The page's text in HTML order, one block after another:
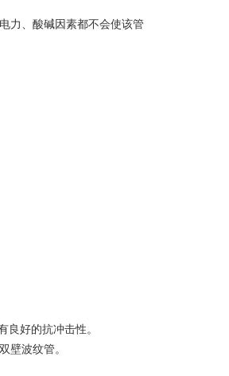
力、酸碱因素都不会使该管
好的抗冲击性。
壁波纹管。